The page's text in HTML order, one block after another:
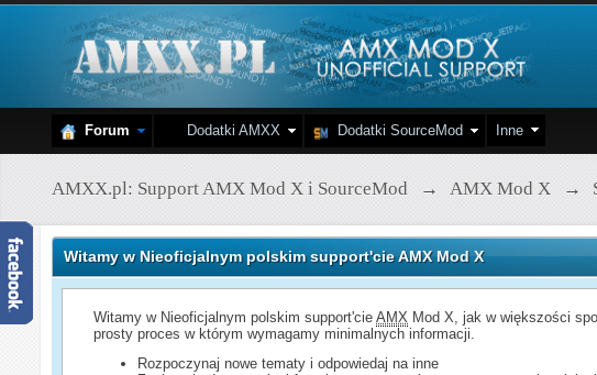
Forum Dodatki AMXX Dodatki SourceMod Inne
AMXX.pl: Support AMX Mod X i SourceMod → AMX Mod X →
Witamy w Nieoficjalnym polskim support'cie AMX Mod X
Witamy w Nieoficjalnym polskim support'cieAMX Mod X, jak w większości
prosty proces w którym wymagamy minimalnych informacji.
Rozpoczynaj nowe tematy i odpowiedaj na inne